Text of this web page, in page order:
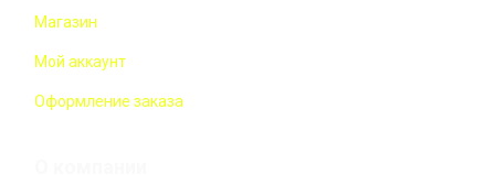
Магазин
Мой аккаунт
Оформление заказа